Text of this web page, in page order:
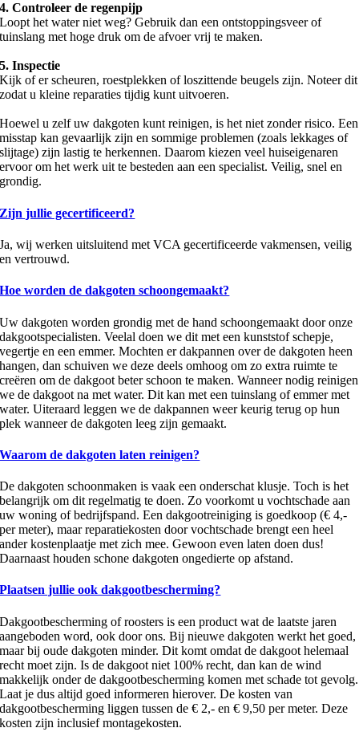
4. Controleer de regenpijp
Loopt het water niet weg? Gebruik dan een ontstoppingsveer of
tuinslang met hoge druk om de afvoer vrij te maken.
5. Inspectie
Kijk of er scheuren, roestplekken of loszittende beugels zijn. Noteer dit
zodat u kleine reparaties tijdig kunt uitvoeren.
Hoewel u zelf uw dakgoten kunt reinigen, is het niet zonder risico. Een
misstap kan gevaarlijk zijn en sommige problemen (zoals lekkages of
slijtage) zijn lastig te herkennen. Daarom kiezen veel huiseigenaren
ervoor om het werk uit te besteden aan een specialist. Veilig, snel en
grondig.
Zijn jullie gecertificeerd?
Ja, wij werken uitsluitend met VCA gecertificeerde vakmensen, veilig
en vertrouwd.
Hoe worden de dakgoten schoongemaakt?
Uw dakgoten worden grondig met de hand schoongemaakt door onze
dakgootspecialisten. Veelal doen we dit met een kunststof schepje,
vegertje en een emmer. Mochten er dakpannen over de dakgoten heen
hangen, dan schuiven we deze deels omhoog om zo extra ruimte te
creëren om de dakgoot beter schoon te maken. Wanneer nodig reinigen
we de dakgoot na met water. Dit kan met een tuinslang of emmer met
water. Uiteraard leggen we de dakpannen weer keurig terug op hun
plek wanneer de dakgoten leeg zijn gemaakt.
Waarom de dakgoten laten reinigen?
De dakgoten schoonmaken is vaak een onderschat klusje. Toch is het
belangrijk om dit regelmatig te doen. Zo voorkomt u vochtschade aan
uw woning of bedrijfspand. Een dakgootreiniging is goedkoop (€ 4,-
per meter), maar reparatiekosten door vochtschade brengt een heel
ander kostenplaatje met zich mee. Gewoon even laten doen dus!
Daarnaast houden schone dakgoten ongedierte op afstand.
Plaatsen jullie ook dakgootbescherming?
Dakgootbescherming of roosters is een product wat de laatste jaren
aangeboden word, ook door ons. Bij nieuwe dakgoten werkt het goed,
maar bij oude dakgoten minder. Dit komt omdat de dakgoot helemaal
recht moet zijn. Is de dakgoot niet 100% recht, dan kan de wind
makkelijk onder de dakgootbescherming komen met schade tot gevolg.
Laat je dus altijd goed informeren hierover. De kosten van
dakgootbescherming liggen tussen de € 2,- en € 9,50 per meter. Deze
kosten zijn inclusief montagekosten.